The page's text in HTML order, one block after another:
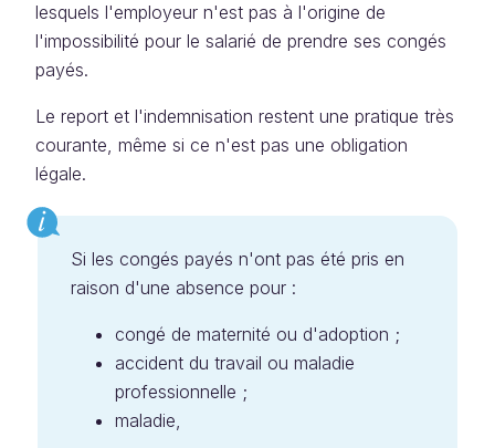
lesquels l'employeur n'est pas à l'origine de
l'impossibilité pour le salarié de prendre ses congés
payés.
Le report et l'indemnisation restent une pratique très
courante, même si ce n'est pas une obligation
légale.
Si les congés payés n'ont pas été pris en
raison d'une absence pour :
congé de maternité ou d'adoption ;
accident du travail ou maladie
professionnelle ;
maladie,